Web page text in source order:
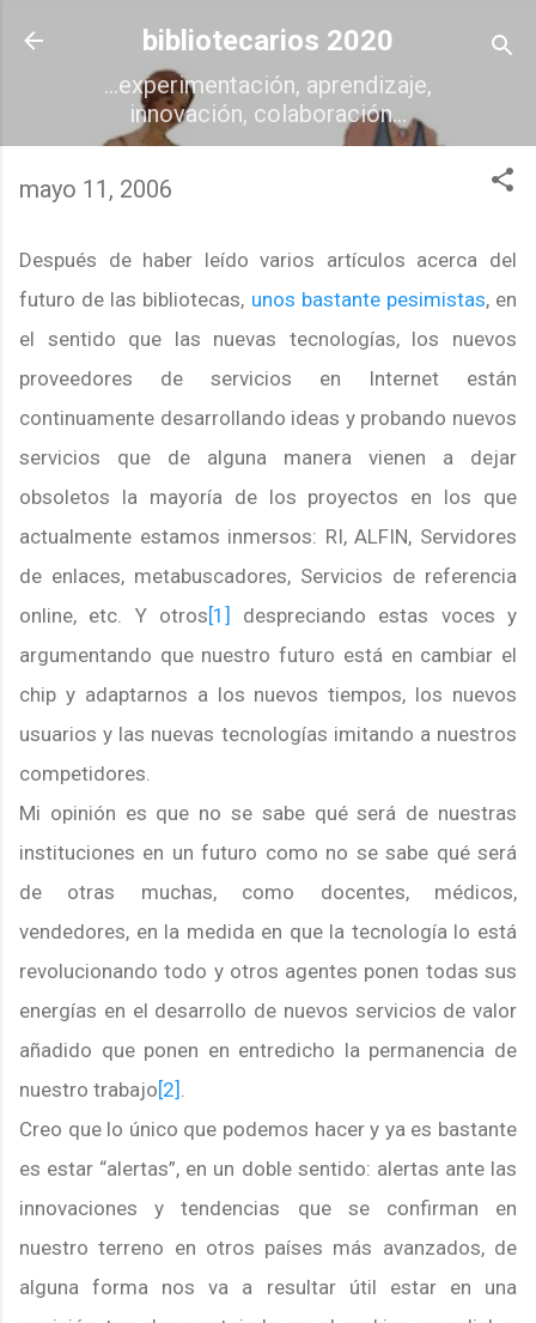
Ir al contenido principal
bibliotecarios 2020
...experimentación, aprendizaje,
innovación, colaboración...
mayo 11, 2006
Después de haber leído varios artículos acerca del
futuro de las bibliotecas, unos bastante pesimistas, en
el sentido que las nuevas tecnologías, los nuevos
proveedores de servicios en Internet están
continuamente desarrollando ideas y probando nuevos
servicios que de alguna manera vienen a dejar
obsoletos la mayoría de los proyectos en los que
actualmente estamos inmersos: RI, ALFIN, Servidores
de enlaces, metabuscadores, Servicios de referencia
online, etc. Y otros [1]
despreciando estas voces y
argumentando que nuestro futuro está en cambiar el
chip y adaptarnos a los nuevos tiempos, los nuevos
usuarios y las nuevas tecnologías imitando a nuestros
competidores.
Mi opinión es que no se sabe qué será de nuestras
instituciones en un futuro como no se sabe qué será
de otras muchas, como docentes, médicos,
vendedores, en la medida en que la tecnología lo está
revolucionando todo y otros agentes ponen todas sus
energías en el desarrollo de nuevos servicios de valor
añadido que ponen en entredicho la permanencia de
nuestro trabajo [2] .
Creo que lo único que podemos hacer y ya es bastante
es estar “alertas”, en un doble sentido: alertas ante las
innovaciones y tendencias que se confirman en
nuestro terreno en otros países más avanzados, de
alguna forma nos va a resultar útil estar en una